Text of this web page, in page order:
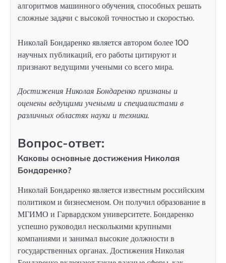
алгоритмов машинного обучения, способных решать
сложные задачи с высокой точностью и скоростью.
Николай Бондаренко является автором более 100
научных публикаций, его работы цитируют и
признают ведущими учеными со всего мира.
Достижения Николая Бондаренко признаны и
оценены ведущими учеными и специалистами в
различных областях науки и техники.
Вопрос-ответ:
Каковы основные достижения Николая
Бондаренко?
Николай Бондаренко является известным российским
политиком и бизнесменом. Он получил образование в
МГИМО и Гарвардском университете. Бондаренко
успешно руководил несколькими крупными
компаниями и занимал высокие должности в
государственных органах. Достижения Николая